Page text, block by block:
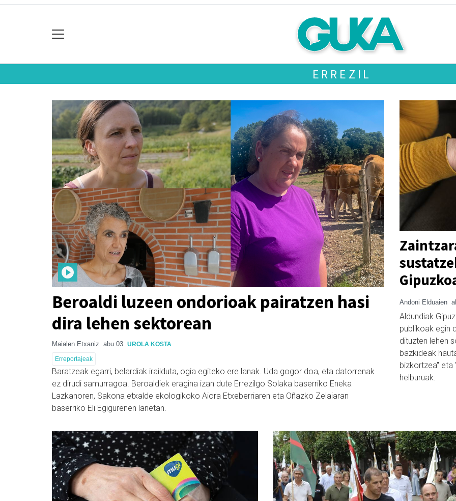
ERREZIL
Beroaldi luzeen ondorioak pairatzen hasi
dira lehen sektorean
Maialen Etxaniz abu 03 UROLA KOSTA
Erreportajeak
Baratzeak egarri, belardiak irailduta, ogia egiteko ere lanak. Uda gogor doa, eta datorrenak
ez dirudi samurragoa. Beroaldiek eragina izan dute Errezilgo Solaka baserriko Eneka
Lazkanoren, Sakona etxalde ekologikoko Aiora Etxeberriaren eta Oñazko Zelaiaran
baserriko Eli Egigurenen lanetan.
Andoni Elduaien
Aldundiak
publikoak egin
dituzten lehen
bazkideak
bizkortzea" eta
helburuak.